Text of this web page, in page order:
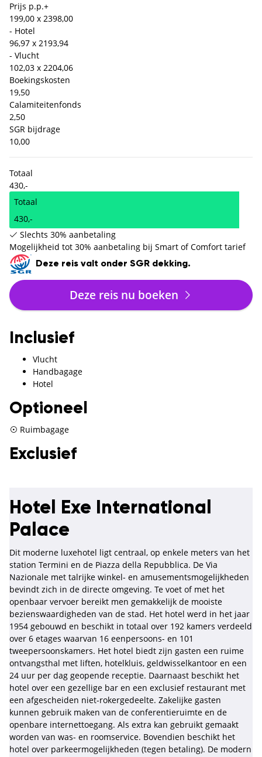
Prijs p.p.+
199,00 x 2398,00
- Hotel
96,97 x 2193,94
- Vlucht
102,03 x 2204,06
Boekingskosten
19,50
Calamiteitenfonds
2,50
SGR bijdrage
10,00
Totaal
430,-
Totaal
430,-
Slechts 30% aanbetaling
Mogelijkheid tot 30% aanbetaling bij Smart of Comfort tarief
Deze reis valt onder SGR dekking.
Deze reis nu boeken
Inclusief
Vlucht
Handbagage
Hotel
Optioneel
Ruimbagage
Exclusief
Hotel Exe International
Palace
Dit moderne luxehotel ligt centraal, op enkele meters van het
station Termini en de Piazza della Repubblica. De Via
Nazionale met talrijke winkel- en amusementsmogelijkheden
bevindt zich in de directe omgeving. Te voet of met het
openbaar vervoer bereikt men gemakkelijk de mooiste
bezienswaardigheden van de stad. Het hotel werd in het jaar
1954 gebouwd en beschikt in totaal over 192 kamers verdeeld
over 6 etages waarvan 16 eenpersoons- en 101
tweepersoonskamers. Het hotel biedt zijn gasten een ruime
ontvangsthal met liften, hotelkluis, geldwisselkantoor en een
24 uur per dag geopende receptie. Daarnaast beschikt het
hotel over een gezellige bar en een exclusief restaurant met
een afgescheiden niet-rokergedeelte. Zakelijke gasten
kunnen gebruik maken van de conferentieruimte en de
openbare internettoegang. Als extra kan gebruikt gemaakt
worden van was- en roomservice. Bovendien beschikt het
hotel over parkeermogelijkheden (tegen betaling). De modern